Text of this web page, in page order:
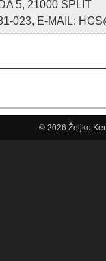
5, 21000 SPLIT
023, E-MAIL:
© 2026 Željko